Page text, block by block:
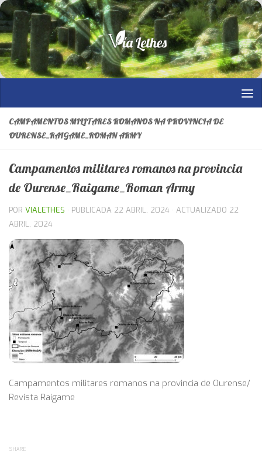
Saltar al contenido
CAMPAMENTOS MILITARES ROMANOS NA PROVINCIA DE
OURENSE_RAIGAME_ROMAN ARMY
Campamentos militares romanos na provincia
de Ourense_Raigame_Roman Army
POR VIALETHES · PUBLICADA 22 ABRIL, 2024 · ACTUALIZADO 22
ABRIL, 2024
Campamentos militares romanos na provincia de Ourense/
Revista Raigame
SHARE